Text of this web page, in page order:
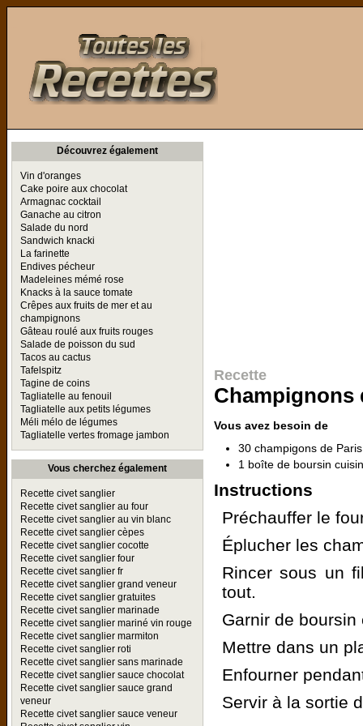
Découvrez également
Vin d'oranges
Cake poire aux chocolat
Armagnac cocktail
Ganache au citron
Salade du nord
Sandwich knacki
La farinette
Endives pécheur
Madeleines mémé rose
Knacks à la sauce tomate
Crêpes aux fruits de mer et au
champignons
Gâteau roulé aux fruits rouges
Salade de poisson du sud
Tacos au cactus
Tafelspitz
Tagine de coins
Tagliatelle au fenouil
Tagliatelle aux petits légumes
Méli mélo de légumes
Tagliatelle vertes fromage jambon
Vous cherchez également
Recette civet sanglier
Recette civet sanglier au four
Recette civet sanglier au vin blanc
Recette civet sanglier cèpes
Recette civet sanglier cocotte
Recette civet sanglier four
Recette civet sanglier fr
Recette civet sanglier grand veneur
Recette civet sanglier gratuites
Recette civet sanglier marinade
Recette civet sanglier mariné vin rouge
Recette civet sanglier marmiton
Recette civet sanglier roti
Recette civet sanglier sans marinade
Recette civet sanglier sauce chocolat
Recette civet sanglier sauce grand
veneur
Recette civet sanglier sauce veneur
Recette
Champignons
Vous avez besoin de
30 champigons de
1 boîte de boursin
Instructions
Préchauffer le
Éplucher les
Rincer sous un
tout.
Garnir de boursin
Mettre dans un
Enfourner
Servir à la sortie